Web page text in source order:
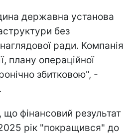
державна установа
без
ради. Компанія
плану операційної
збитковою", -
фінансовий результат
рік "покращився" до